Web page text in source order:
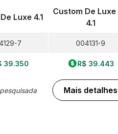
Luxe 4.1
7
39.350
Custom De Luxe
4.1
004131-9
R$ 39.443
Mais detalhes